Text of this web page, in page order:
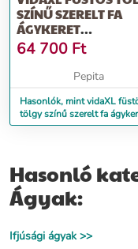
SZÍNŰ SZERELT FA
ÁGYKERET
FEJTÁMLÁVAL 200 X
200 CM
64 700 Ft
Pepita
Hasonlók, mint vidaXL
tölgy színű szerelt fa
fejtámlával 200 x 200 cm
Hasonló
Ágyak:
Ifjúsági ágyak >>